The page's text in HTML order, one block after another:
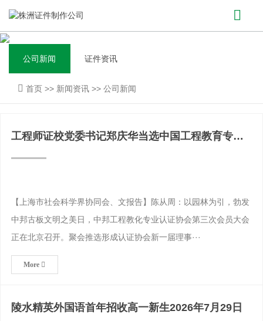
公司新闻 证件资讯
首页 >> 新闻资讯 >> 公司新闻
工程师证校党委书记郑庆华当选中国工程教育专业
认证协会理事长
【上海市社会科学界协同会、文报告】陈从周：以园林为引，勃发
中邦古板文明之美日，中邦工程教化专业认证协会第三次会员大会
正在北京召开。聚会推选形成认证协会新一届理事···
More
陵水精英外国语首年招收高一新生2026年7月29日